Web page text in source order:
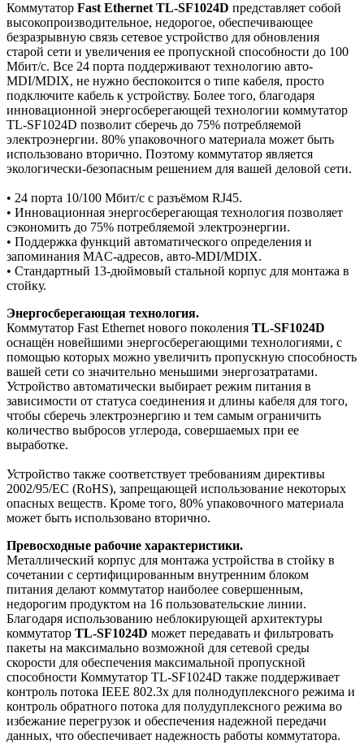
Коммутатор Fast Ethernet TL-SF1024D представляет собой
высокопроизводительное, недорогое, обеспечивающее
безразрывную связь сетевое устройство для обновления
старой сети и увеличения ее пропускной способности до 100
Мбит/с. Все 24 порта поддерживают технологию авто-
MDI/MDIX, не нужно беспокоится о типе кабеля, просто
подключите кабель к устройству. Более того, благодаря
инновационной энергосберегающей технологии коммутатор
TL-SF1024D позволит сберечь до 75% потребляемой
электроэнергии. 80% упаковочного материала может быть
использовано вторично. Поэтому коммутатор является
экологически-безопасным решением для вашей деловой сети.
• 24 порта 10/100 Мбит/с с разъёмом RJ45.
• Инновационная энергосберегающая технология позволяет
сэкономить до 75% потребляемой электроэнергии.
• Поддержка функций автоматического определения и
запоминания MAC-адресов, авто-MDI/MDIX.
• Стандартный 13-дюймовый стальной корпус для монтажа в
стойку.
Энергосберегающая технология.
Коммутатор Fast Ethernet нового поколения TL-SF1024D
оснащён новейшими энергосберегающими технологиями, с
помощью которых можно увеличить пропускную способность
вашей сети со значительно меньшими энергозатратами.
Устройство автоматически выбирает режим питания в
зависимости от статуса соединения и длины кабеля для того,
чтобы сберечь электроэнергию и тем самым ограничить
количество выбросов углерода, совершаемых при ее
выработке.
Устройство также соответствует требованиям директивы
2002/95/EC (RoHS), запрещающей использование некоторых
опасных веществ. Кроме того, 80% упаковочного материала
может быть использовано вторично.
Превосходные рабочие характеристики.
Металлический корпус для монтажа устройства в стойку в
сочетании с сертифицированным внутренним блоком
питания делают коммутатор наиболее совершенным,
недорогим продуктом на 16 пользовательские линии.
Благодаря использованию неблокирующей архитектуры
коммутатор TL-SF1024D может передавать и фильтровать
пакеты на максимально возможной для сетевой среды
скорости для обеспечения максимальной пропускной
способности Коммутатор TL-SF1024D также поддерживает
контроль потока IEEE 802.3x для полнодуплексного режима и
контроль обратного потока для полудуплексного режима во
избежание перегрузок и обеспечения надежной передачи
данных, что обеспечивает надежность работы коммутатора.